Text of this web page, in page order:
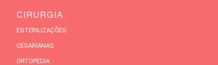
CIRURGIA
ESTERILIZAÇÕES
CESARIANAS
ORTOPEDIA